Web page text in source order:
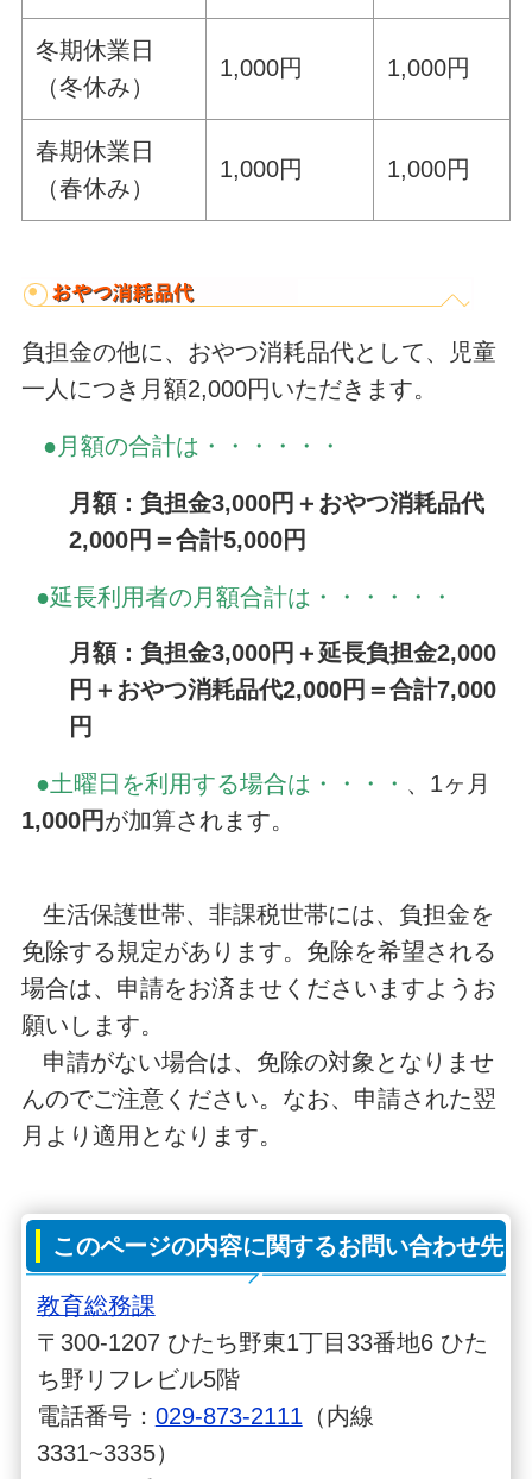
冬期休業日
（冬休み）
1,000円 1,000円
春期休業日
（春休み）
1,000円 1,000円
負担金の他に、おやつ消耗品代として、児童
一人につき月額2,000円いただきます。
●月額の合計は・・・・・・
月額：負担金3,000円＋おやつ消耗品代
2,000円＝合計5,000円
●延長利用者の月額合計は・・・・・・
月額：負担金3,000円＋延長負担金2,000
円＋おやつ消耗品代2,000円＝合計7,000
円
●土曜日を利用する場合は・・・・ 、1ヶ月
1,000円が加算されます。
生活保護世帯、非課税世帯には、負担金を
免除する規定があります。免除を希望される
場合は、申請をお済ませくださいますようお
願いします。
申請がない場合は、免除の対象となりませ
んのでご注意ください。なお、申請された翌
月より適用となります。
このページの内容に関するお問い合わせ先
教育総務課
〒300-1207 ひたち野東1丁目33番地6 ひた
ち野リフレビル5階
電話番号： 029-873-2111 （内線
3331~3335）